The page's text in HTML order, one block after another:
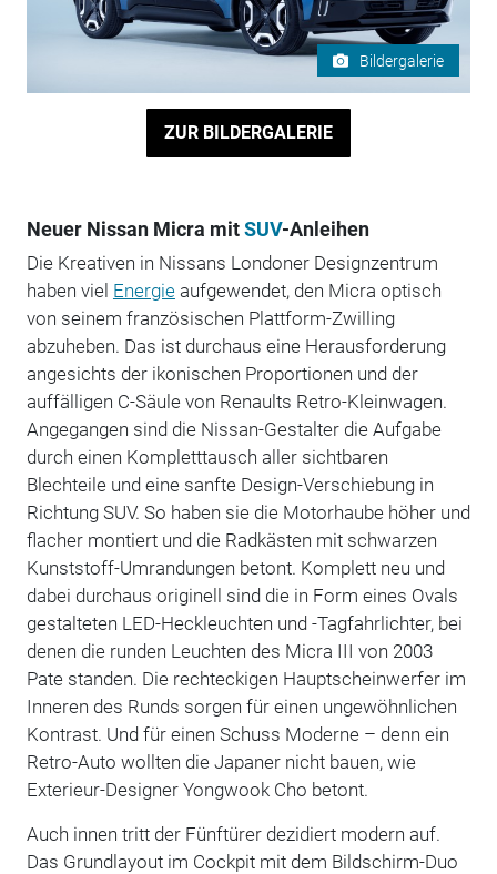
Bildergalerie
ZUR BILDERGALERIE
Neuer Nissan Micra mit SUV-Anleihen
Die Kreativen in Nissans Londoner Designzentrum
haben viel Energieaufgewendet, den Micra optisch
von seinem französischen Plattform-Zwilling
abzuheben. Das ist durchaus eine Herausforderung
angesichts der ikonischen Proportionen und der
auffälligen C-Säule von Renaults Retro-Kleinwagen.
Angegangen sind die Nissan-Gestalter die Aufgabe
durch einen Kompletttausch aller sichtbaren
Blechteile und eine sanfte Design-Verschiebung in
Richtung SUV. So haben sie die Motorhaube höher und
flacher montiert und die Radkästen mit schwarzen
Kunststoff-Umrandungen betont. Komplett neu und
dabei durchaus originell sind die in Form eines Ovals
gestalteten LED-Heckleuchten und -Tagfahrlichter, bei
denen die runden Leuchten des Micra III von 2003
Pate standen. Die rechteckigen Hauptscheinwerfer im
Inneren des Runds sorgen für einen ungewöhnlichen
Kontrast. Und für einen Schuss Moderne – denn ein
Retro-Auto wollten die Japaner nicht bauen, wie
Exterieur-Designer Yongwook Cho betont.
Auch innen tritt der Fünftürer dezidiert modern auf.
Das Grundlayout im Cockpit mit dem Bildschirm-Duo